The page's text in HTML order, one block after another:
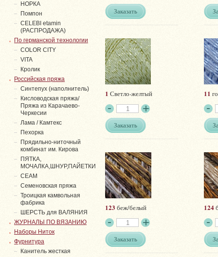
Заказать
1 Светло-желтый
Заказать
11
123 беж/белый
Заказать
124
НОРКА
Помпон
СELEBI etamin
(РАСПРОДАЖА)
По германской технологии
COLOR CITY
VITA
Кролик
Российская пряжа
Синтепух (наполнитель)
Кисловодская пряжа/
Пряжа из Карачаево-
Черкесии
Лама / Камтекс
Пехорка
Прядильно-ниточный
комбинат им. Кирова
ПЯТКА,
МОЧАЛКА,ШНУР,ПАЙЕТКИ
СЕАМ
Семеновская пряжа
Троицкая камвольная
фабрика
ШЕРСТЬ для ВАЛЯНИЯ
ЖУРНАЛЫ ПО ВЯЗАНИЮ
Наборы Ниток
Фурнитура
Канитель жесткая